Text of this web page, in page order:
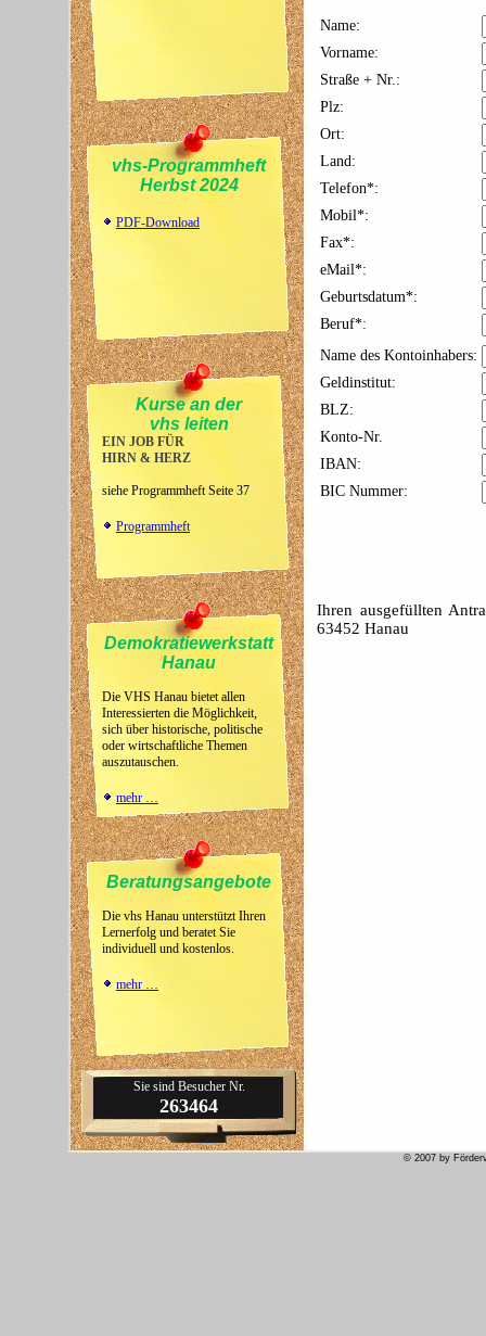
vhs-Programmheft
Herbst 2024
PDF-Download
Kurse an der
vhs leiten
EIN JOB FÜR
HIRN & HERZ
siehe ProgrammheftSeite 37
Programmheft
Demokratiewerkstatt
Hanau
Die VHS Hanau bietet allen
Interessierten die Möglichkeit,
sich über historische, politische
oder wirtschaftliche Themen
auszutauschen.
mehr …
Beratungsangebote
Die vhs Hanau unterstützt Ihren
Lernerfolg und beratet Sie
individuell und kostenlos.
mehr …
Sie sind Besucher Nr.
263464
Name:
Vorname:
Straße + Nr.:
Plz:
Ort:
Land:
Telefon*:
Mobil*:
Fax*:
eMail*:
Geburtsdatum*:
Beruf*:
Name des Kontoinhabers:
Geldinstitut:
BLZ:
Konto-Nr.
IBAN:
BIC Nummer:
Ihren ausgefüllten
63452 Hanau
© 2007 by